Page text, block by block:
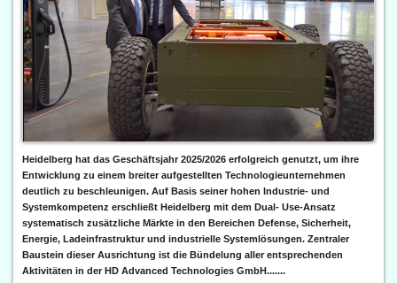
Heidelberg hat das Geschäftsjahr 2025/2026 erfolgreich genutzt, um ihre
Entwicklung zu einem breiter aufgestellten Technologieunternehmen
deutlich zu beschleunigen. Auf Basis seiner hohen Industrie- und
Systemkompetenz erschließt Heidelberg mit dem Dual- Use-Ansatz
systematisch zusätzliche Märkte in den Bereichen Defense, Sicherheit,
Energie, Ladeinfrastruktur und industrielle Systemlösungen. Zentraler
Baustein dieser Ausrichtung ist die Bündelung aller entsprechenden
Aktivitäten in der HD Advanced Technologies GmbH.......